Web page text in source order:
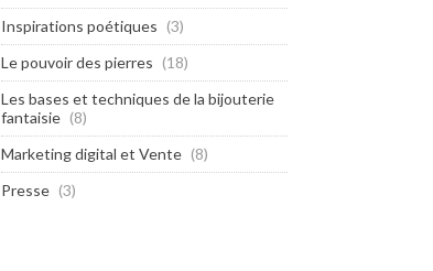
Inspirations poétiques (3)
Le pouvoir des pierres (18)
Les bases et techniques de la bijouterie
fantaisie (8)
Marketing digital et Vente (8)
Presse (3)